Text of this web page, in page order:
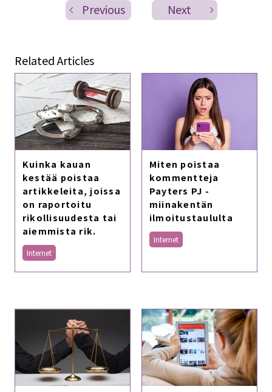
Previous Next
Related Articles
Kuinka kauan
kestää poistaa
artikkeleita, joissa
on raportoitu
rikollisuudesta tai
aiemmista rik.
Internet
Miten poistaa
kommentteja
Payters PJ -
miinakentän
ilmoitustaululta
Internet